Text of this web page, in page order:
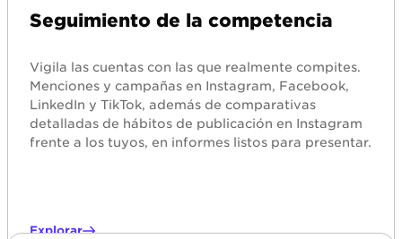
Seguimiento de la competencia
Vigila las cuentas con las que realmente compites.
Menciones y campañas en Instagram, Facebook,
LinkedIn y TikTok, además de comparativas
detalladas de hábitos de publicación en Instagram
frente a los tuyos, en informes listos para presentar.
Explorar